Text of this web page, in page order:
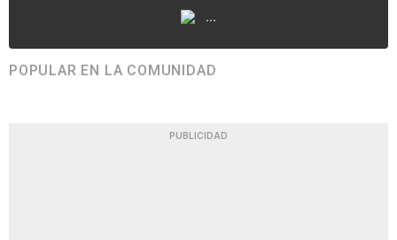
...
POPULAR EN LA COMUNIDAD
PUBLICIDAD